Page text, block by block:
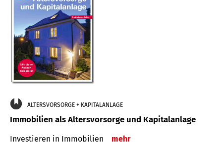
ALTERSVORSORGE + KAPITALANLAGE
Immobilien als Altersvorsorge und Kapitalanlage
Investieren in Immobilien mehr